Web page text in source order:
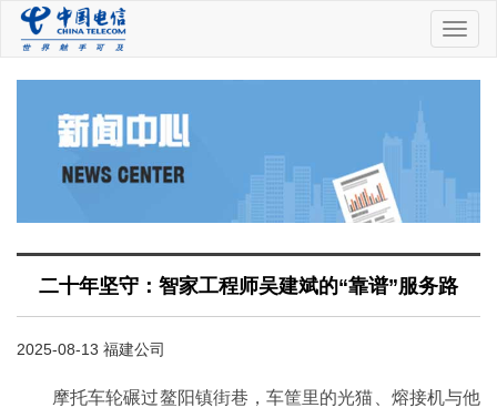
中
国
二十年坚守：智家工程师吴建斌的“靠谱”服务路
2025-08-13 福建公司
摩托车轮碾过鳌阳镇街巷，车筐里的光猫、熔接机与他